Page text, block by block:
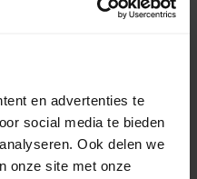
en advertenties te
social media te bieden
Ook delen we
onze site met onze